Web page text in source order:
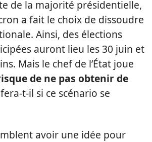
de la majorité présidentielle,
a fait le choix de dissoudre
Ainsi, des élections
auront lieu les 30 juin et
Mais le chef de l’État joue
de ne pas obtenir de
t-il si ce scénario se
avoir une idée pour